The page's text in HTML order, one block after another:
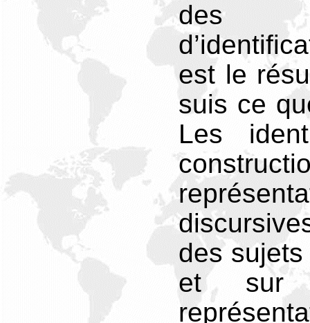
des
est le
suis ce
Les
des
et sur